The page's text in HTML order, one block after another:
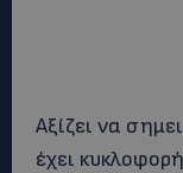
Αξίζει να
έχει